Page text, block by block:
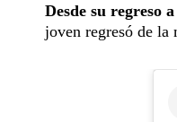
Desde su regreso
joven regresó de la